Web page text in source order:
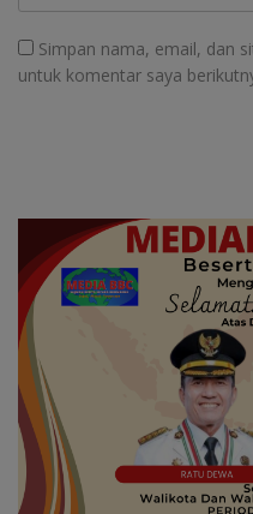
Simpan nama, email, dan
untuk komentar saya